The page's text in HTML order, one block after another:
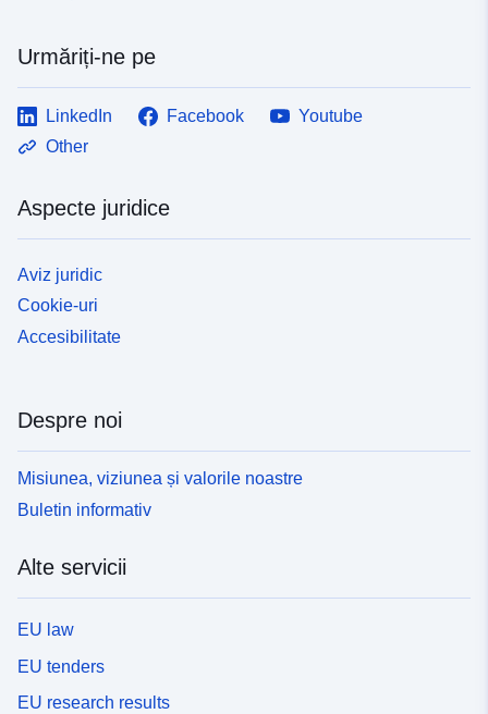
Urmăriți-ne pe
LinkedIn Facebook
Youtube
Other
Aspecte juridice
Aviz juridic
Cookie-uri
Accesibilitate
Despre noi
Misiunea, viziunea și valorile noastre
Buletin informativ
Alte servicii
EU law
EU tenders
EU research results